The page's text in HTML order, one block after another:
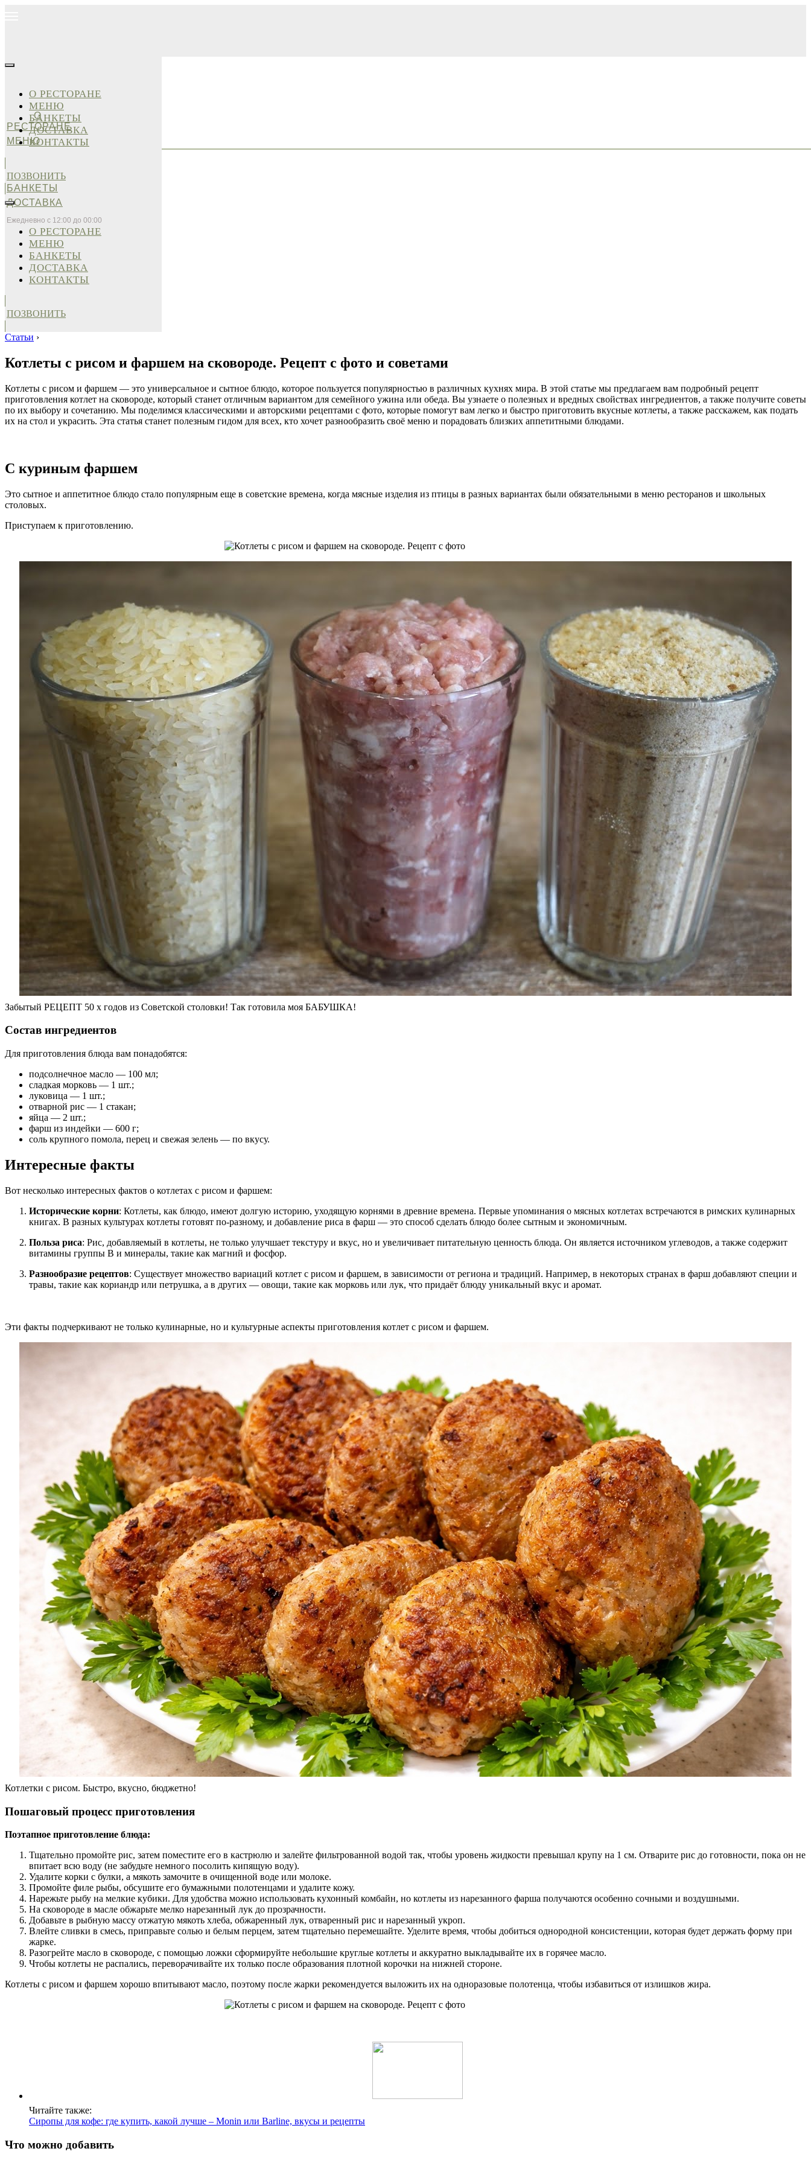
О
РЕСТОРАНЕ
МЕНЮ
БАНКЕТЫ
ДОСТАВКА
Ежедневно с 12:00 до 00:00
О РЕСТОРАНЕ
МЕНЮ
БАНКЕТЫ
ДОСТАВКА
КОНТАКТЫ
ПОЗВОНИТЬ
О РЕСТОРАНЕ
МЕНЮ
БАНКЕТЫ
ДОСТАВКА
КОНТАКТЫ
ПОЗВОНИТЬ
Статьи ›
Котлеты с рисом и фаршем на сковороде. Рецепт с фото и советами
Котлеты с рисом и фаршем — это универсальное и сытное блюдо, которое пользуется популярностью в различных кухнях мира. В этой статье мы предлагаем вам подробный рецепт
приготовления котлет на сковороде, который станет отличным вариантом для семейного ужина или обеда. Вы узнаете о полезных и вредных свойствах ингредиентов, а также получите советы
по их выбору и сочетанию. Мы поделимся классическими и авторскими рецептами с фото, которые помогут вам легко и быстро приготовить вкусные котлеты, а также расскажем, как подать
их на стол и украсить. Эта статья станет полезным гидом для всех, кто хочет разнообразить своё меню и порадовать близких аппетитными блюдами.
С куриным фаршем
Это сытное и аппетитное блюдо стало популярным еще в советские времена, когда мясные изделия из птицы в разных вариантах были обязательными в меню ресторанов и школьных
столовых.
Приступаем к приготовлению.
Забытый РЕЦЕПТ 50 х годов из Советской столовки! Так готовила моя БАБУШКА!
Состав ингредиентов
Для приготовления блюда вам понадобятся:
подсолнечное масло — 100 мл;
сладкая морковь — 1 шт.;
луковица — 1 шт.;
отварной рис — 1 стакан;
яйца — 2 шт.;
фарш из индейки — 600 г;
соль крупного помола, перец и свежая зелень — по вкусу.
Интересные факты
Вот несколько интересных фактов о котлетах с рисом и фаршем:
Исторические корни: Котлеты, как блюдо, имеют долгую историю, уходящую корнями в древние времена. Первые упоминания о мясных котлетах встречаются в римских кулинарных
книгах. В разных культурах котлеты готовят по-разному, и добавление риса в фарш — это способ сделать блюдо более сытным и экономичным.
Польза риса: Рис, добавляемый в котлеты, не только улучшает текстуру и вкус, но и увеличивает питательную ценность блюда. Он является источником углеводов, а также содержит
витамины группы B и минералы, такие как магний и фосфор.
Разнообразие рецептов: Существует множество вариаций котлет с рисом и фаршем, в зависимости от региона и традиций. Например, в некоторых странах в фарш добавляют специи и
травы, такие как кориандр или петрушка, а в других — овощи, такие как морковь или лук, что придаёт блюду уникальный вкус и аромат.
Эти факты подчеркивают не только кулинарные, но и культурные аспекты приготовления котлет с рисом и фаршем.
Котлетки с рисом. Быстро, вкусно, бюджетно!
Пошаговый процесс приготовления
Поэтапное приготовление блюда:
Тщательно промойте рис, затем поместите его в кастрюлю и залейте фильтрованной водой так, чтобы уровень жидкости превышал крупу на 1 см. Отварите рис до готовности, пока он не
впитает всю воду (не забудьте немного посолить кипящую воду).
Удалите корки с булки, а мякоть замочите в очищенной воде или молоке.
Промойте филе рыбы, обсушите его бумажными полотенцами и удалите кожу.
Нарежьте рыбу на мелкие кубики. Для удобства можно использовать кухонный комбайн, но котлеты из нарезанного фарша получаются особенно сочными и воздушными.
На сковороде в масле обжарьте мелко нарезанный лук до прозрачности.
Добавьте в рыбную массу отжатую мякоть хлеба, обжаренный лук, отваренный рис и нарезанный укроп.
Влейте сливки в смесь, приправьте солью и белым перцем, затем тщательно перемешайте. Уделите время, чтобы добиться однородной консистенции, которая будет держать форму при
жарке.
Разогрейте масло в сковороде, с помощью ложки сформируйте небольшие круглые котлеты и аккуратно выкладывайте их в горячее масло.
Чтобы котлеты не распались, переворачивайте их только после образования плотной корочки на нижней стороне.
Котлеты с рисом и фаршем хорошо впитывают масло, поэтому после жарки рекомендуется выложить их на одноразовые полотенца, чтобы избавиться от излишков жира.
Читайте также:
Сиропы для кофе: где купить, какой лучше – Monin или Вarline, вкусы и рецепты
Что можно добавить